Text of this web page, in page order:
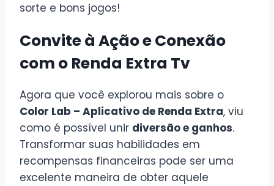
sorte e bons jogos!
Convite à Ação e Conexão
com o Renda Extra Tv
Agora que você explorou mais sobre o
Color Lab – Aplicativo de Renda Extra, viu
como é possível unir diversão e ganhos.
Transformar suas habilidades em
recompensas financeiras pode ser uma
excelente maneira de obter aquele